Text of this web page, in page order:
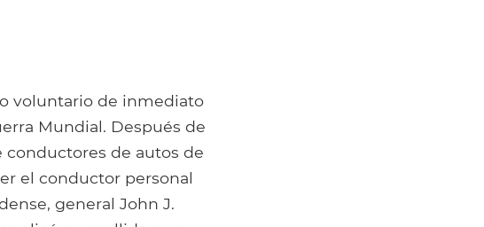
voluntario de inmediato
Mundial. Después de
conductores de autos de
el conductor personal
general John J.